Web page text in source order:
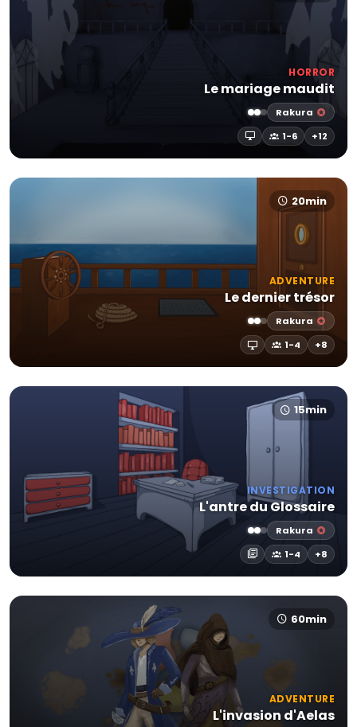
HORROR
Le mariage maudit
Rakura
1-6
+12
20min
ADVENTURE
Le dernier trésor
Rakura
1-4
+8
15min
INVESTIGATION
L'antre du Glossaire
Rakura
1-4
+8
60min
ADVENTURE
L'invasion d'Aelas